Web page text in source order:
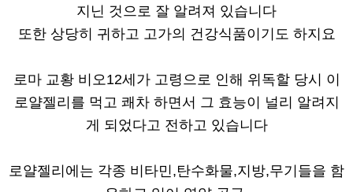
지닌 것으로 잘 알려져 있습니다
또한 상당히 귀하고 고가의 건강식품이기도 하지요
로마 교황 비오12세가 고령으로 인해 위독할 당시 이
로얄젤리를 먹고 쾌차 하면서 그 효능이 널리 알려지
게 되었다고 전하고 있습니다
로얄젤리에는 각종 비타민,탄수화물,지방,무기들을 함